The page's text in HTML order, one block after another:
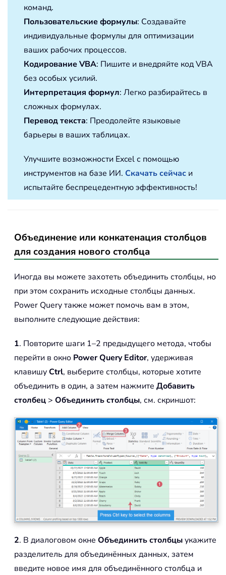
команд.
Пользовательские формулы: Создавайте
индивидуальные формулы для оптимизации
ваших рабочих процессов.
Кодирование VBA: Пишите и внедряйте код VBA
без особых усилий.
Интерпретация формул: Легко разбирайтесь в
сложных формулах.
Перевод текста: Преодолейте языковые
барьеры в ваших таблицах.
Улучшите возможности Excel с помощью
инструментов на базе ИИ. Скачать сейчас и
испытайте беспрецедентную эффективность!
Объединение или конкатенация столбцов
для создания нового столбца
Иногда вы можете захотеть объединить столбцы, но
при этом сохранить исходные столбцы данных.
Power Query также может помочь вам в этом,
выполните следующие действия:
1. Повторите шаги 1–2 предыдущего метода, чтобы
перейти в окно Power Query Editor, удерживая
клавишуCtrl, выберите столбцы, которые хотите
объединить в один, а затем нажмите Добавить
столбец > Объединить столбцы, см. скриншот:
2. В диалоговом окне Объединить столбцыукажите
разделитель для объединённых данных, затем
введите новое имя для объединённого столбца и